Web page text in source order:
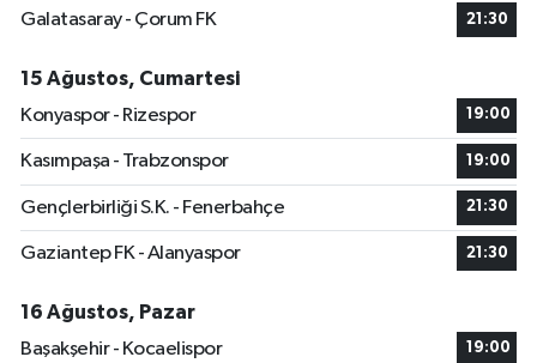
Galatasaray - Çorum FK
21:30
15 Ağustos, Cumartesi
Konyaspor - Rizespor
19:00
Kasımpaşa - Trabzonspor 19:00
Gençlerbirliği S.K. - Fenerbahçe 21:30
Gaziantep FK - Alanyaspor 21:30
16 Ağustos, Pazar
Başakşehir - Kocaelispor
19:00